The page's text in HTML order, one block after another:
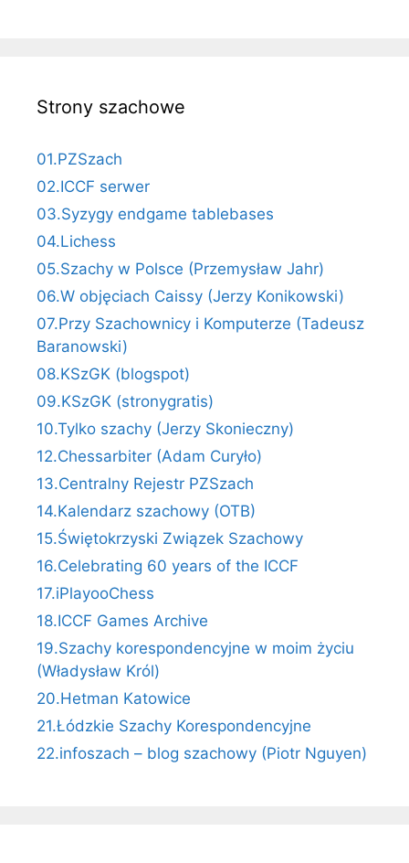
Strony szachowe
01.PZSzach
02.ICCF serwer
03.Syzygy endgame tablebases
04.Lichess
05.Szachy w Polsce (Przemysław Jahr)
06.W objęciach Caissy (Jerzy Konikowski)
07.Przy Szachownicy i Komputerze (Tadeusz
Baranowski)
08.KSzGK (blogspot)
09.KSzGK (stronygratis)
10.Tylko szachy (Jerzy Skonieczny)
12.Chessarbiter (Adam Curyło)
13.Centralny Rejestr PZSzach
14.Kalendarz szachowy (OTB)
15.Świętokrzyski Związek Szachowy
16.Celebrating 60 years of the ICCF
17.iPlayooChess
18.ICCF Games Archive
19.Szachy korespondencyjne w moim życiu
(Władysław Król)
20.Hetman Katowice
21.Łódzkie Szachy Korespondencyjne
22.infoszach – blog szachowy (Piotr Nguyen)